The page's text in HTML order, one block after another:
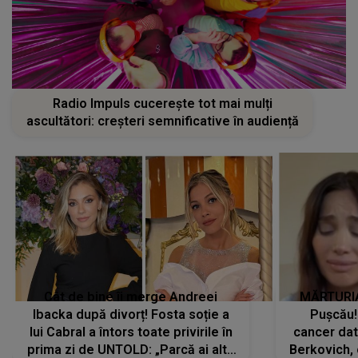
Radio Impuls cucerește tot mai mulți
ascultători: creșteri semnificative în audiență
Cât de bine îi merge Andreei
Ibacka după divorț! Fosta soție a
lui Cabral a întors toate privirile în
prima zi de UNTOLD: „Parcă ai altă
cancer